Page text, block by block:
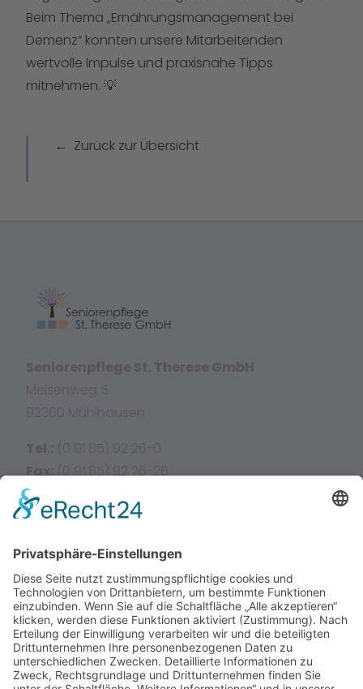
Beim Thema „Ernährungsmanagement bei
Demenz“ konnten unsere Mitarbeitenden
wertvolle Impulse und praxisnahe Tipps
mitnehmen. 💡
Zurück zur Übersicht
Seniorenpflege St. Therese GmbH
Meisenweg 5
92360 Mühlhausen
Tel.: (0 91 85) 92 26-0
Fax:(0 91 85) 92 26-26
E-Mail:info@sttherese.de
Instagram
Home
Über uns